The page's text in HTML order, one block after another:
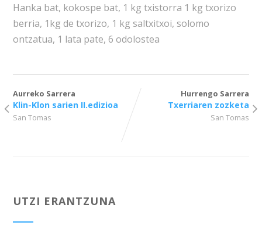
Hanka bat, kokospe bat, 1 kg txistorra 1 kg txorizo
berria, 1kg de txorizo, 1 kg saltxitxoi, solomo
ontzatua, 1 lata pate, 6 odolostea
Aurreko Sarrera
Klin-Klon sarien II.edizioa
San Tomas
Hurrengo Sarrera
Txerriaren zozketa
San Tomas
UTZI ERANTZUNA